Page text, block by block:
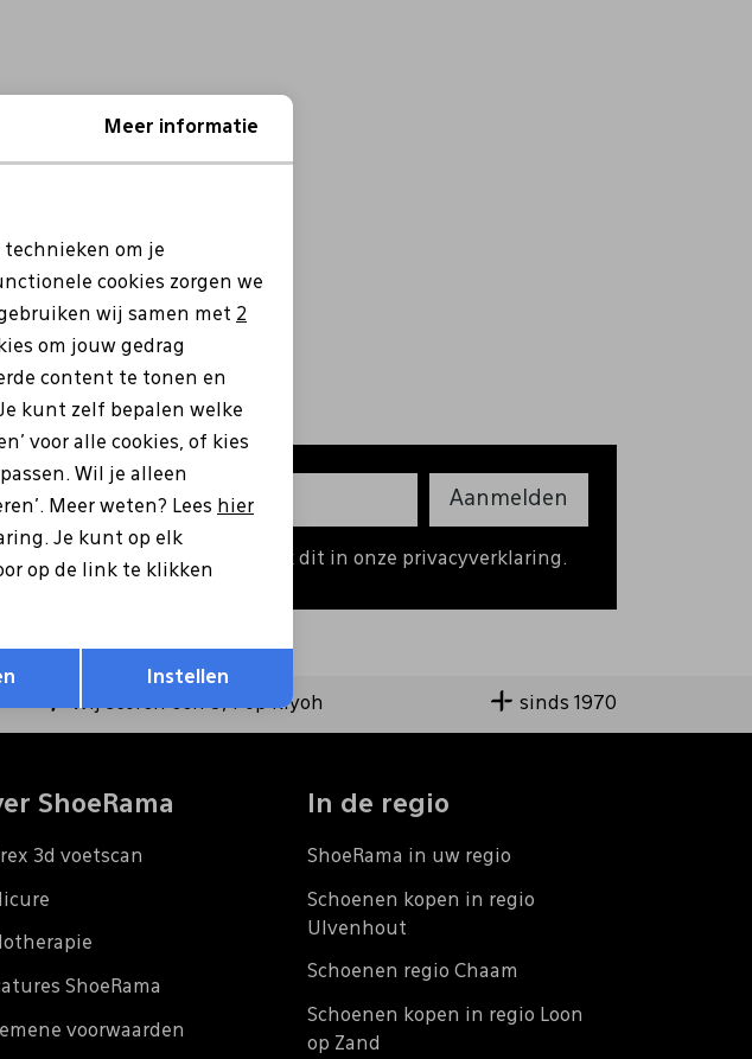
Aanmelden
we met je data omgaan? Bekijk dit in onze privacyverklaring.
Wij scoren een 9,4 op Kiyoh sinds 1970
ShoeRama
3d voetscan
ShoeRama
voorwaarden
In de regio
ShoeRama in uw regio
Schoenen kopen in regio
Ulvenhout
Schoenen regio Chaam
Schoenen kopen in regio Loon
op Zand
Marketing cookies
Opslaan
Meer informatie
om je
cookies zorgen we
wij samen met 2
om jouw gedrag
content te tonen en
kunt zelf bepalen welke
voor alle cookies, of kies
Wil je alleen
Meer weten? Lees hier
Je kunt op elk
op de link te klikken
Instellen